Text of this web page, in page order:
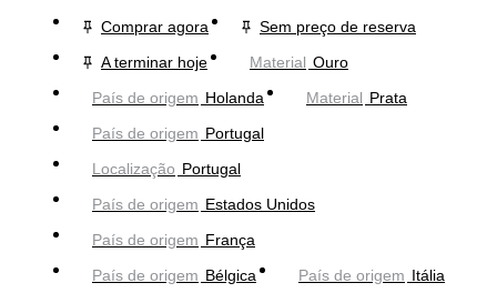
Comprar agora
Sem preço de reserva
A terminar hoje
Material Ouro
País de origem Holanda Material Prata
País de origem Portugal
Localização Portugal
País de origem Estados Unidos
País de origem França
País de origem Bélgica País de origem Itália